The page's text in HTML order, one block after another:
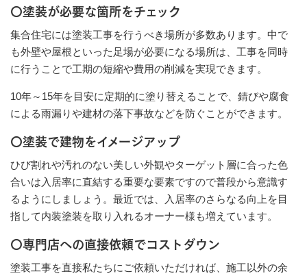
〇塗装が必要な箇所をチェック
集合住宅には塗装工事を行うべき場所が多数あります。中で
も外壁や屋根といった足場が必要になる場所は、工事を同時
に行うことで工期の短縮や費用の削減を実現できます。
10年～15年を目安に定期的に塗り替えることで、錆びや腐食
による雨漏りや建材の落下事故などを防ぐことができます。
〇塗装で建物をイメージアップ
ひび割れや汚れのない美しい外観やターゲット層に合った色
合いは入居率に直結する重要な要素ですので普段から意識す
るようにしましょう。最近では、入居率のさらなる向上を目
指して内装塗装を取り入れるオーナー様も増えています。
〇専門店への直接依頼でコストダウン
塗装工事を直接私たちにご依頼いただければ、施工以外の余